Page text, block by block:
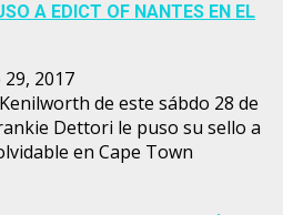
A EDICT OF NANTES EN EL
2017
de este sábdo 28 de
Dettori le puso su sello a
en Cape Town